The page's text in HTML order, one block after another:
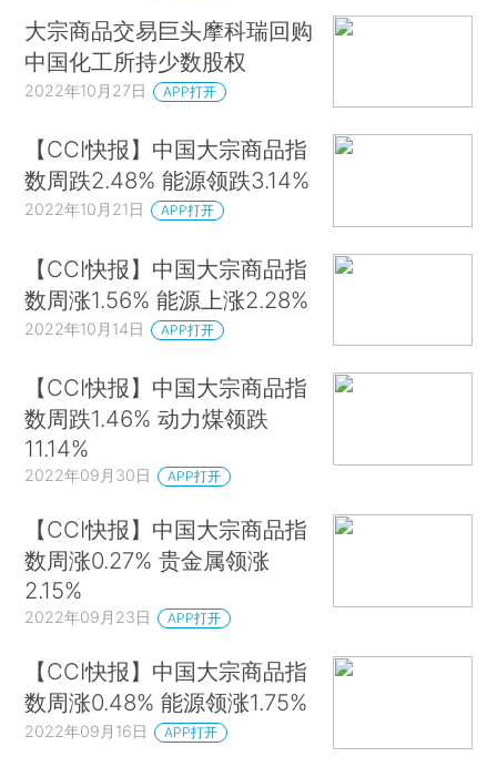
大宗商品交易巨头摩科瑞回购
中国化工所持少数股权
2022年10月27日 APP打开
【CCI快报】中国大宗商品指
数周跌2.48% 能源领跌3.14%
2022年10月21日 APP打开
【CCI快报】中国大宗商品指
数周涨1.56% 能源上涨2.28%
2022年10月14日 APP打开
【CCI快报】中国大宗商品指
数周跌1.46% 动力煤领跌
11.14%
2022年09月30日 APP打开
【CCI快报】中国大宗商品指
数周涨0.27% 贵金属领涨
2.15%
2022年09月23日 APP打开
【CCI快报】中国大宗商品指
数周涨0.48% 能源领涨1.75%
2022年09月16日 APP打开